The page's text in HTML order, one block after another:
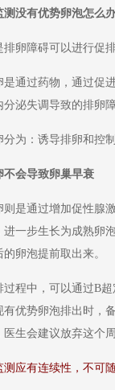
有优势卵泡怎么
障碍可以进行促排
过药物，通过促进
分泌失调导致的排卵
：诱导排卵和控制
会导致卵巢早衰
通过增加促性腺激
进一步生长为成熟卵
卵泡提前取出来。
中，可以通过B超
有优势卵泡排出时，
医生会建议放弃这个
有连续性，不可随